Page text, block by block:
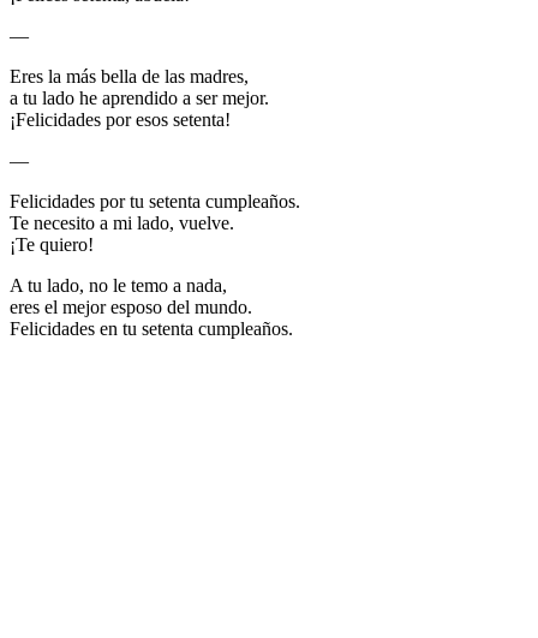
—
Eres la más bella de las madres,
a tu lado he aprendido a ser mejor.
¡Felicidades por esos setenta!
—
Felicidades por tu setenta cumpleaños.
Te necesito a mi lado, vuelve.
¡Te quiero!
A tu lado, no le temo a nada,
eres el mejor esposo del mundo.
Felicidades en tu setenta cumpleaños.